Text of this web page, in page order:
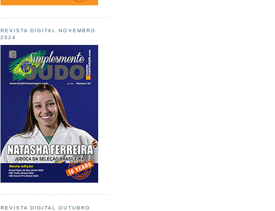
REVISTA DIGITAL NOVEMBRO
2024
REVISTA DIGITAL OUTUBRO